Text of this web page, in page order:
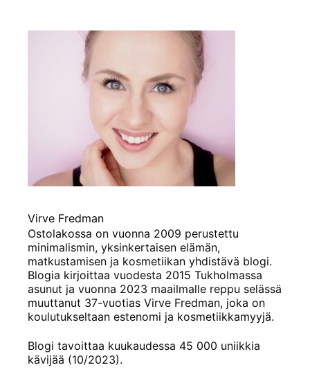
Virve Fredman
Ostolakossa on vuonna 2009 perustettu
minimalismin, yksinkertaisen elämän,
matkustamisen ja kosmetiikan yhdistävä blogi.
Blogia kirjoittaa vuodesta 2015 Tukholmassa
asunut ja vuonna 2023 maailmalle reppu selässä
muuttanut 37-vuotias Virve Fredman, joka on
koulutukseltaan estenomi ja kosmetiikkamyyjä.
Blogi tavoittaa kuukaudessa 45 000 uniikkia
kävijää (10/2023).